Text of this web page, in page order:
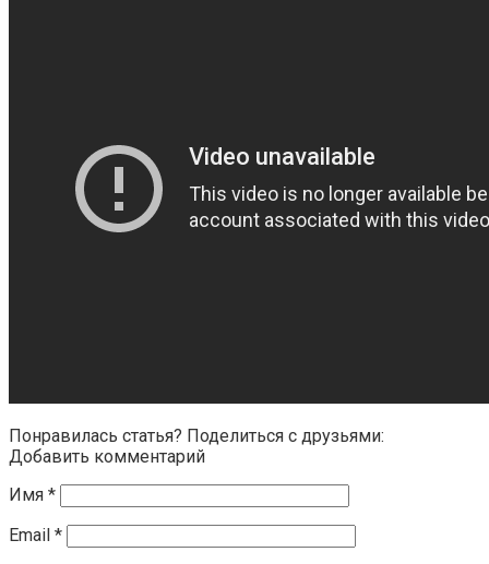
Понравилась статья? Поделиться с друзьями:
Добавить комментарий
Имя *
Email *